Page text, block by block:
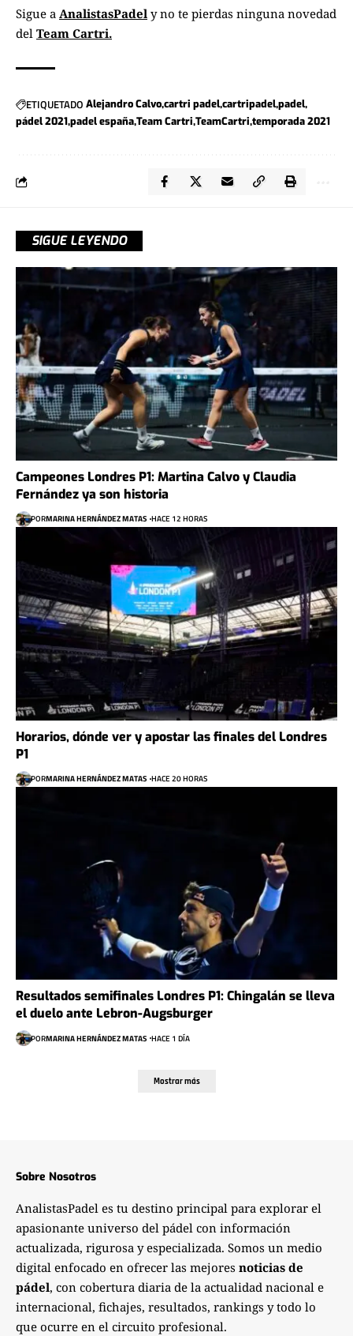
Sigue a AnalistasPadel y no te pierdas ninguna novedad
del Team Cartri.
ETIQUETADO Alejandro Calvocartri padelcartripadelpadel
pádel 2021padel españaTeam Cartri TeamCartri temporada 2021
SIGUE LEYENDO
Campeones Londres P1: Martina Calvo y Claudia
Fernández ya son historia
PORMARINA HERNÁNDEZ MATAS HACE 12 HORAS
Horarios, dónde ver y apostar las finales del Londres
P1
PORMARINA HERNÁNDEZ MATAS HACE 20 HORAS
Resultados semifinales Londres P1: Chingalán se lleva
el duelo ante Lebron-Augsburger
PORMARINA HERNÁNDEZ MATAS HACE 1 DÍA
Mostrar más
Sobre Nosotros
AnalistasPadel es tu destino principal para explorar el
apasionante universo del pádel con información
actualizada, rigurosa y especializada. Somos un medio
digital enfocado en ofrecer las mejores noticias de
pádel, con cobertura diaria de la actualidad nacional e
internacional, fichajes, resultados, rankings y todo lo
que ocurre en el circuito profesional.